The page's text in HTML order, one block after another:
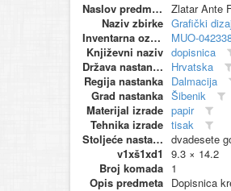
Naslov predmeta
Zlatar Ante
Naziv zbirke Grafički
Inventarna oznaka
MUO-
Književni naziv dopisnica
Država nastanka
Hrvatska
Regija nastanka Dalmacija
Grad nastanka Šibenik
Materijal izrade papir
Tehnika izrade tisak
Stoljeće nastanka dvadesete
v1xš1xd1
9.3 × 14.2
Broj komada 1
Opis predmeta Dopisnica